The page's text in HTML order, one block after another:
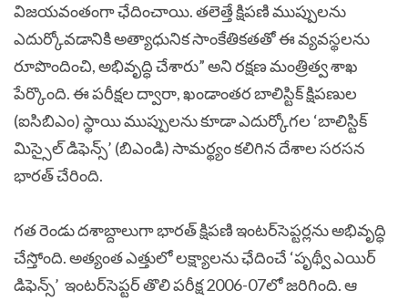
విజయవంతంగా ఛేదించాయి. తలెత్తే క్షిపణి ముప్పులను
ఎదుర్కోవడానికి అత్యాధునిక సాంకేతికతతో ఈ వ్యవస్థలను
రూపొందించి, అభివృద్ధి చేశారు” అని రక్షణ మంత్రిత్వ శాఖ
పేర్కొంది.ఈ పరీక్షల ద్వారా, ఖండాంతర బాలిస్టిక్ క్షిపణుల
(ఐసిబిఎం) స్థాయి ముప్పులను కూడా ఎదుర్కోగల ‘బాలిస్టిక్
మిస్సైల్ డిఫెన్స్’ (బిఎండి) సామర్థ్యం కలిగిన దేశాల సరసన
భారత్ చేరింది.
గత రెండు దశాబ్దాలుగా భారత్ క్షిపణి ఇంటర్‌సెప్టర్లను అభివృద్ధి
చేస్తోంది.అత్యంత ఎత్తులో లక్ష్యాలను ఛేదించే ‘పృథ్వీ ఎయిర్
డిఫెన్స్’ ఇంటర్‌సెప్టర్ తొలి పరీక్ష 2006-07లో జరిగింది. ఆ